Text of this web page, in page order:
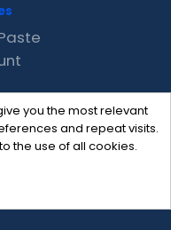
you the most relevant
and repeat visits.
the use of all cookies.